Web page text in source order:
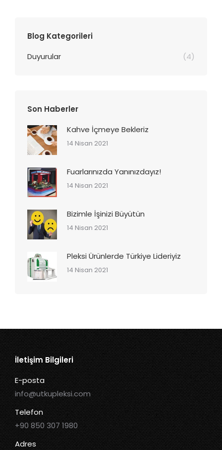
Blog Kategorileri
Duyurular
(4)
Son Haberler
Kahve İçmeye Bekleriz
14 Nisan 2021
Fuarlarınızda Yanınızdayız!
14 Nisan 2021
Bizimle İşinizi Büyütün
14 Nisan 2021
Pleksi Ürünlerde Türkiye Lideriyiz
14 Nisan 2021
İletişim Bilgileri
E-posta
info@utkupleksi.com
Telefon
+90 850 307 1980
Adres